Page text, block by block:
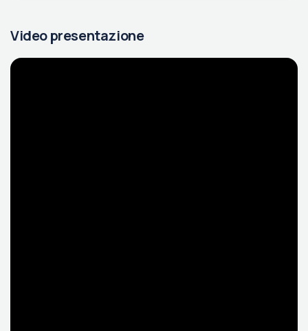
Video presentazione